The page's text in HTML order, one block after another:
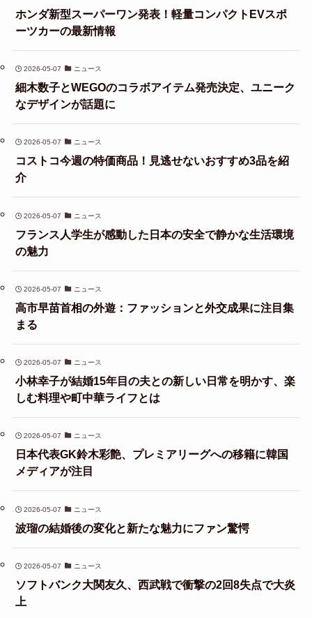
ホンダ新型スーパーワン発表！軽量コンパクトEVスポ
ーツカーの最新情報
2026-05-07 ニュース
細木数子とWEGOのコラボアイテム発売決定、ユニーク
なデザインが話題に
2026-05-07 ニュース
コストコ今週の特価商品！見逃せないおすすめ3品を紹
介
2026-05-07 ニュース
フランス人学生が感動した日本の安全で静かな生活環境
の魅力
2026-05-07 ニュース
高市早苗首相の外遊：ファッションと外交成果に注目集
まる
2026-05-07 ニュース
小林幸子が結婚15年目の夫との新しい日常を明かす、楽
しむ料理や町中華ライフとは
2026-05-07 ニュース
日本代表GK鈴木彩艶、プレミアリーグへの移籍に韓国
メディアが注目
2026-05-07 ニュース
波瑠の結婚後の変化と新たな魅力にファン驚愕
2026-05-07 ニュース
ソフトバンク大関友久、西武戦で衝撃の2回8失点で大炎
上